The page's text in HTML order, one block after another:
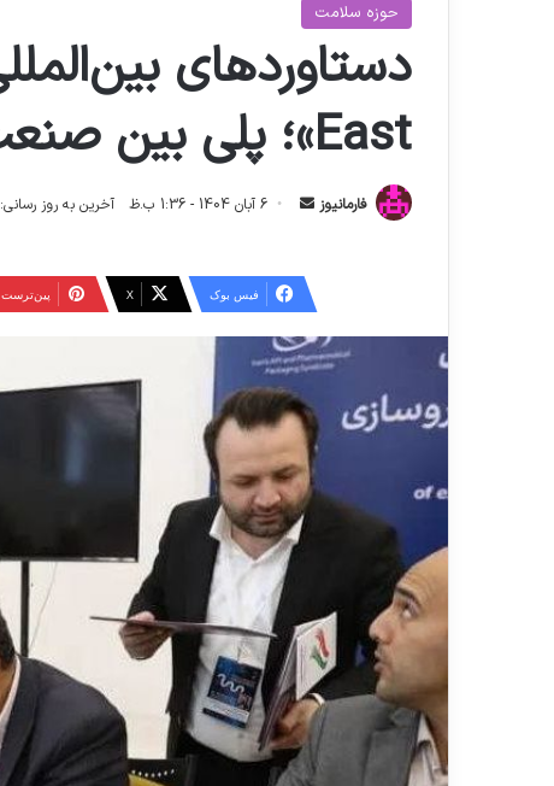
حوزه سلامت
East»؛ پلی بین صنعت داروی ایران و جهان
فارمانیوز
ا
ی
م
ل
6 آبان 1404 - 1:36 ب.ظ
آخرین به روز رسانی: 14 آبان 1404 - 1:39 ب.ظ
فیس بوک X ‫پین‌ترست